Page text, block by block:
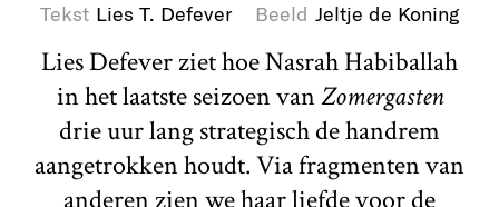
Tekst Lies T. Defever Beeld Jeltje de Koning
Lies Defever ziet hoe Nasrah Habiballah
in het laatste seizoen vanZomergasten
drie uur lang strategisch de handrem
aangetrokken houdt. Via fragmenten van